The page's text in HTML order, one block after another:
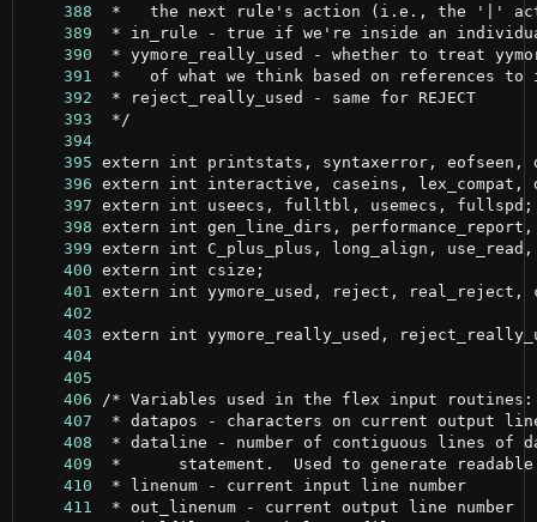
    388
    389
    390
    391
    392
  * reject_really_used - same for REJECT
    393
    394
    395
    396
    397
    398
    399
    400
    401
    402
    403
    404
    405
    406
    407
    408
    409
    410
  * linenum - current input line number
    411
  * out_linenum - current output line number